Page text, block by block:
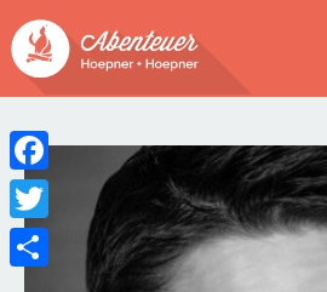
EVENTS
BUCHEN
ABENTEUER
Facebook
Twitter